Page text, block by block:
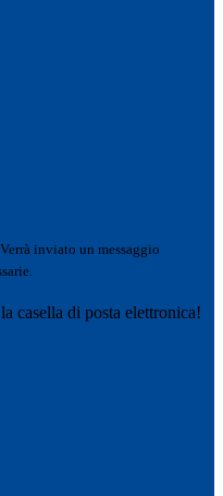
Verrà inviato un messaggio
casella di posta elettronica!